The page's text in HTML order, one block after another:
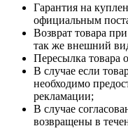
Гарантия на
официальным
Возврат товара
так же внешний
Пересылка товара
В случае если
необходимо
рекламации;
В случае
возвращены в